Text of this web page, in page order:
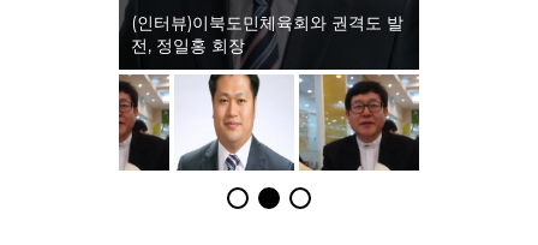
(인터뷰)이북도민체육회와 권격도 발
전, 정일홍 회장